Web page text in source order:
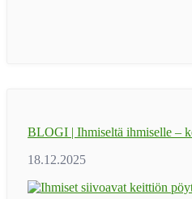
BLOGI | Ihmiseltä ihmiselle –